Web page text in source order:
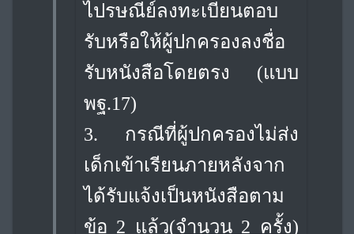
ไปรษณีย์ลงทะเบียนตอบ
รับหรือให้ผู้ปกครองลงชื่อ
รับหนังสือโดยตรง (แบบ
พฐ.17)
3.
กรณีที่ผู้ปกครองไม่ส่ง
เด็กเข้าเรียนภายหลังจาก
ได้รับแจ้งเป็นหนังสือตาม
ข้อ 2 แล้ว(จำนวน 2 ครั้ง)